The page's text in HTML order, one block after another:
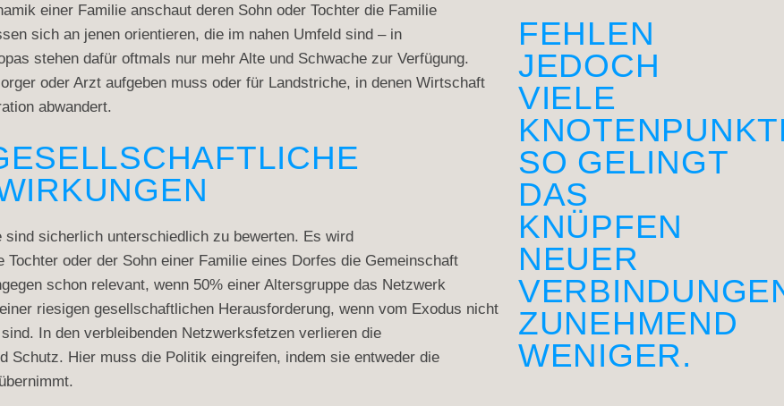
FEHLEN
JEDOCH
VIELE
SO GELINGT
DAS
KNÜPFEN
NEUER
ZUNEHMEND
WENIGER.
einer Familie anschaut deren Sohn oder Tochter die Familie
sich an jenen orientieren, die im nahen Umfeld sind – in
stehen dafür oftmals nur mehr Alte und Schwache zur Verfügung.
oder Arzt aufgeben muss oder für Landstriche, in denen Wirtschaft
abwandert.
sicherlich unterschiedlich zu bewerten. Es wird
oder der Sohn einer Familie eines Dorfes die Gemeinschaft
schon relevant, wenn 50% einer Altersgruppe das Netzwerk
riesigen gesellschaftlichen Herausforderung, wenn vom Exodus nicht
In den verbleibenden Netzwerksfetzen verlieren die
Schutz. Hier muss die Politik eingreifen, indem sie entweder die